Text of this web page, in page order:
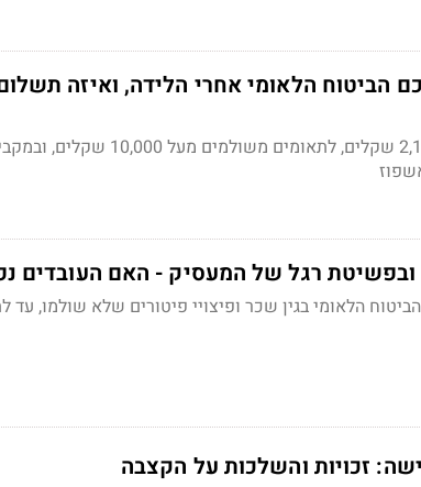
הביטוח הלאומי אחרי הלידה, ואיזה
מענק הלידה לילד ראשון עלה ל-2,103 שקלים, לתאומים
ובפשיטת רגל של המעסיק - האם העובדים
הלאומי בגין שכר ופיצויי פיטורים שלא שולמו, עד
זכויות והשלכות על הקצבה